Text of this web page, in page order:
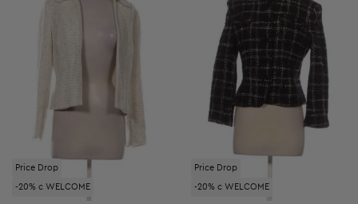
Price Drop
-20% с WELCOME
Price Drop
-20% с WELCOME